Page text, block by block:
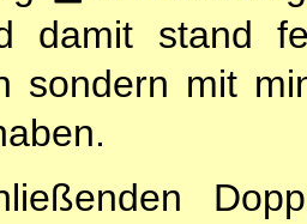
damit stand
sondern mit